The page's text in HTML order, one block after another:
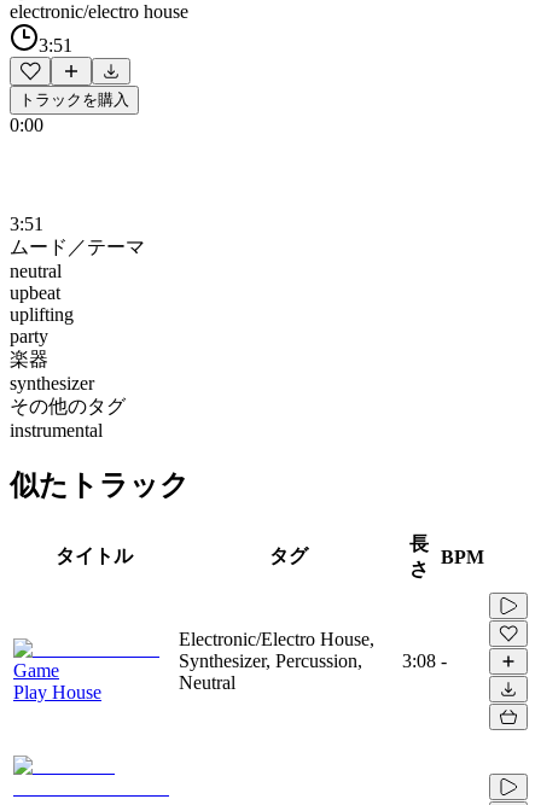
electronic/electro house
3:51
トラックを購入
0:00
3:51
ムード／テーマ
neutral
upbeat
uplifting
party
楽器
synthesizer
その他のタグ
instrumental
似たトラック
タイトル タグ
長
さ
BPM
Game
Play House
Electronic/Electro House,
Synthesizer, Percussion,
Neutral
3:08 -